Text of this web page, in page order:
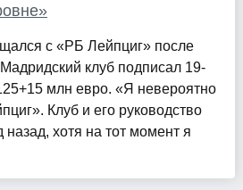
с «РБ Лейпциг» после
клуб подписал 19-
млн евро. «Я невероятно
Клуб и его руководство
хотя на тот момент я